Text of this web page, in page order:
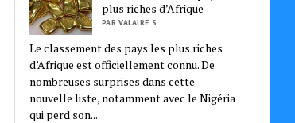
plus riches d’Afrique
PAR VALAIRE S
Le classement des pays les plus riches
d’Afrique est officiellement connu. De
nombreuses surprises dans cette
nouvelle liste, notamment avec le Nigéria
qui perd son...